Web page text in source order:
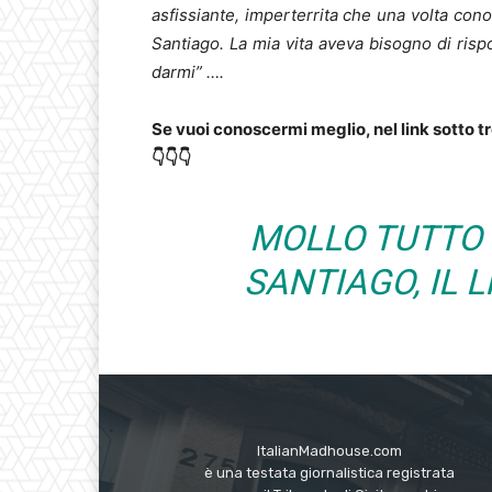
asfissiante, imperterrita che una volta
Santiago. La mia vita aveva bisogno di
darmi” ….
Se vuoi conoscermi meglio, nel link sotto
👇👇👇
MOLLO
SANTIAGO, IL
ItalianMadhouse.com
è una testata giornalistica registrata